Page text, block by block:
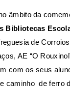
âmbito da
Bibliotecas
de
AE “O
com os seus
caminho de ferro